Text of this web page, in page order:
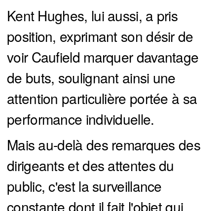
Kent Hughes, lui aussi, a pris
position, exprimant son désir de
voir Caufield marquer davantage
de buts, soulignant ainsi une
attention particulière portée à sa
performance individuelle.
Mais au-delà des remarques des
dirigeants et des attentes du
public, c'est la surveillance
constante dont il fait l'objet qui